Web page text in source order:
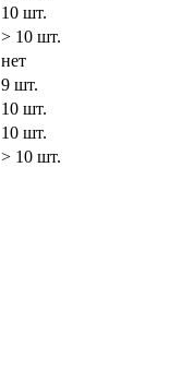
10 шт.
> 10 шт.
нет
9 шт.
10 шт.
10 шт.
> 10 шт.